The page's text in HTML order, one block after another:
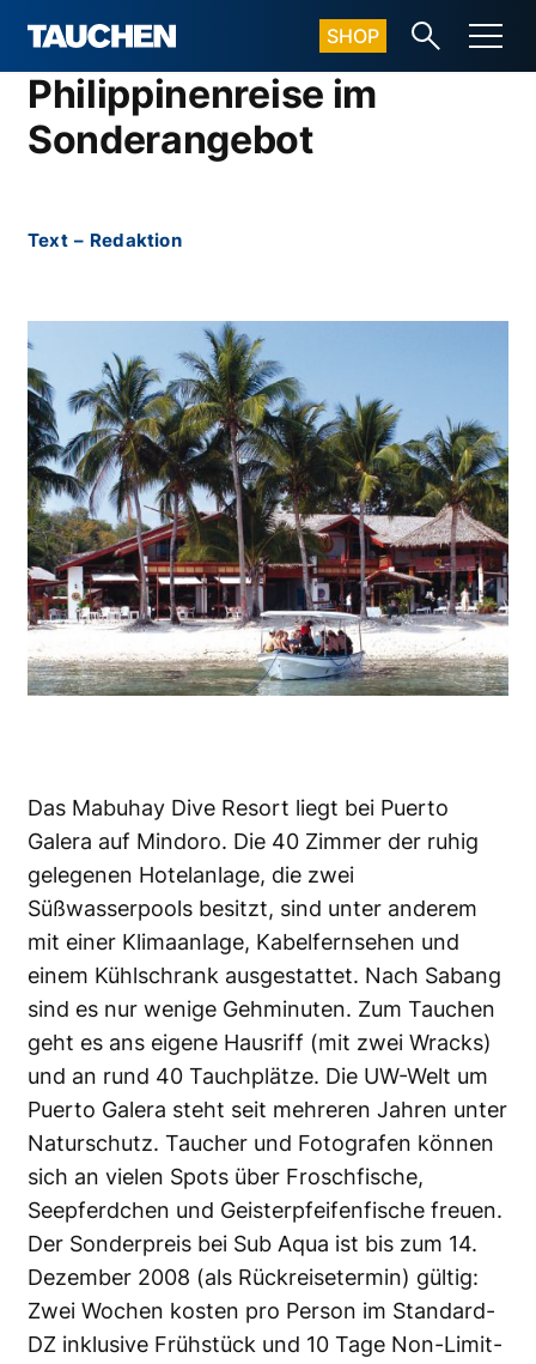
SHOP
Philippinenreise im
Sonderangebot
Text – Redaktion
Das Mabuhay Dive Resort liegt bei Puerto
Galera auf Mindoro. Die 40 Zimmer der ruhig
gelegenen Hotelanlage, die zwei
Süßwasserpools besitzt, sind unter anderem
mit einer Klimaanlage, Kabelfernsehen und
einem Kühlschrank ausgestattet. Nach Sabang
sind es nur wenige Gehminuten. Zum Tauchen
geht es ans eigene Hausriff (mit zwei Wracks)
und an rund 40 Tauchplätze. Die UW-Welt um
Puerto Galera steht seit mehreren Jahren unter
Naturschutz. Taucher und Fotografen können
sich an vielen Spots über Froschfische,
Seepferdchen und Geisterpfeifenfische freuen.
Der Sonderpreis bei Sub Aqua ist bis zum 14.
Dezember 2008 (als Rückreisetermin) gültig:
Zwei Wochen kosten pro Person im Standard-
DZ inklusive Frühstück und 10 Tage Non-Limit-